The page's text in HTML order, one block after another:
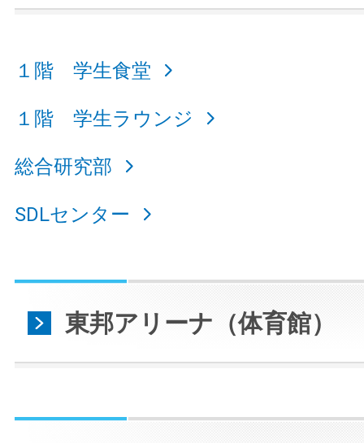
１階 学生食堂
１階 学生ラウンジ
総合研究部
SDLセンター
東邦アリーナ（体育館）